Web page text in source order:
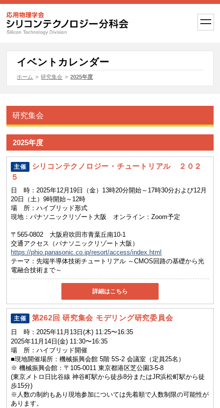
t
o
l
i
o
イベントカレンダー
ホーム > 研究集会 > 2025年度
研究集会
2025年度
主催
シリコンテクノロジー・チュートリアル ２０２
５
日 時：2025年12月19日（金）13時20分開始～17時30分および12月
20日（土）9時開始～12時
場 所：ハイブリッド形式
現地：パナソニックリゾート大阪 オンライン：Zoom予定
〒565-0802 大阪府吹田市青葉丘南10-1
交通アクセス（パナソニックリゾート大阪）
https://phio.panasonic.co.jp/resort/access/index.html
テーマ：先端半導体技術チュートリアル ～CMOS回路の基礎から光
電融合技術まで～
詳細はこちら
主催 第262回 研究集会 モデリング研究委員会
日 時：2025年11月13日(木) 11:25〜16:35
2025年11月14日(金) 11:30〜16:35
場 所：ハイブリッド開催
■現地開催場所：機械振興会館 5階 5S-2 会議室（定員25名）
※ 機械振興会館：〒105-0011 東京都港区芝公園3-5-8
(東京メトロ日比谷線 神谷町駅から徒歩8分またはJR浜松町駅から徒
歩15分)
※人数の制約もあり現地参加については先着順で人数制限の可能性が
あります。